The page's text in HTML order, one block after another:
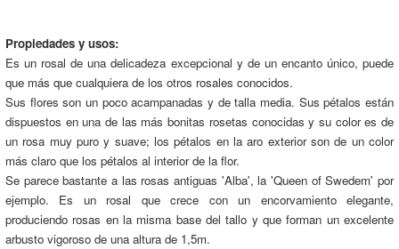
Propiedades y usos:
Es un rosal de una delicadeza excepcional y de un encanto único, puede
que más que cualquiera de los otros rosales conocidos.
Sus flores son un poco acampanadas y de talla media. Sus pétalos están
dispuestos en una de las más bonitas rosetas conocidas y su color es de
un rosa muy puro y suave; los pétalos en la aro exterior son de un color
más claro que los pétalos al interior de la flor.
Se parece bastante a las rosas antiguas 'Alba', la 'Queen of Swedem' por
ejemplo. Es un rosal que crece con un encorvamiento elegante,
produciendo rosas en la misma base del tallo y que forman un excelente
arbusto vigoroso de una altura de 1,5m.